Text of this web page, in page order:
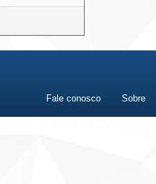
Fale conosco Sobre